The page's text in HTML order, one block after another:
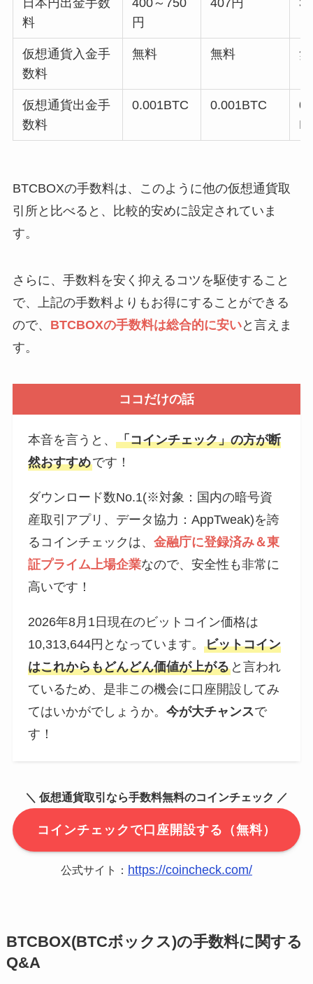
料
円
仮想通貨入金手
数料
無料 無料
仮想通貨出金手
数料
0.001BTC 0.001BTC
BTCBOXの手数料は、このように他の仮想通貨取
引所と比べると、比較的安めに設定されていま
す。
さらに、手数料を安く抑えるコツを駆使すること
で、上記の手数料よりもお得にすることができる
ので、 BTCBOXの手数料は総合的に安いと言えま
す。
ココだけの話
本音を言うと、「コインチェック」の方が断
然おすすめです！
ダウンロード数No.1(※対象：国内の暗号資
産取引アプリ、データ協力：AppTweak)を誇
るコインチェックは、金融庁に登録済み＆東
証プライム上場企業なので、安全性も非常に
高いです！
2026年8月1日現在のビットコイン価格は
10,313,644円となっています。ビットコイン
はこれからもどんどん価値が上がる と言われ
ているため、是非この機会に口座開設してみ
てはいかがでしょうか。今が大チャンスで
す！
＼ 仮想通貨取引なら手数料無料のコインチェック ／
コインチェックで口座開設する（無料）
公式サイト： https://coincheck.com/
BTCBOX(BTCボックス)の手数料に関する
Q&A